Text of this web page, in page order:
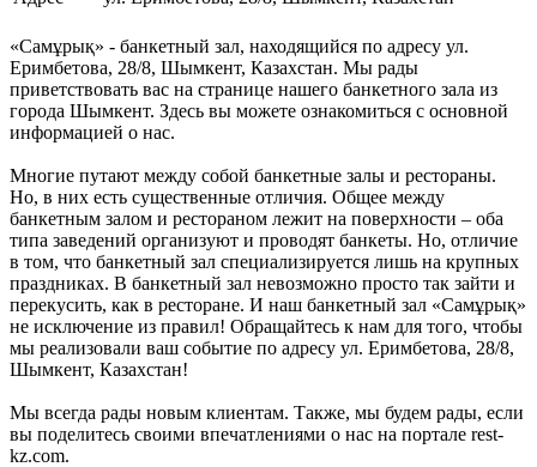
«Самұрық» - банкетный зал, находящийся по адресу ул.
Еримбетова, 28/8, Шымкент, Казахстан. Мы рады
приветствовать вас на странице нашего банкетного зала из
города Шымкент. Здесь вы можете ознакомиться с основной
информацией о нас.
Многие путают между собой банкетные залы и рестораны.
Но, в них есть существенные отличия. Общее между
банкетным залом и рестораном лежит на поверхности – оба
типа заведений организуют и проводят банкеты. Но, отличие
в том, что банкетный зал специализируется лишь на крупных
праздниках. В банкетный зал невозможно просто так зайти и
перекусить, как в ресторане. И наш банкетный зал «Самұрық»
не исключение из правил! Обращайтесь к нам для того, чтобы
мы реализовали ваш событие по адресу ул. Еримбетова, 28/8,
Шымкент, Казахстан!
Мы всегда рады новым клиентам. Также, мы будем рады, если
вы поделитесь своими впечатлениями о нас на портале rest-
kz.com.